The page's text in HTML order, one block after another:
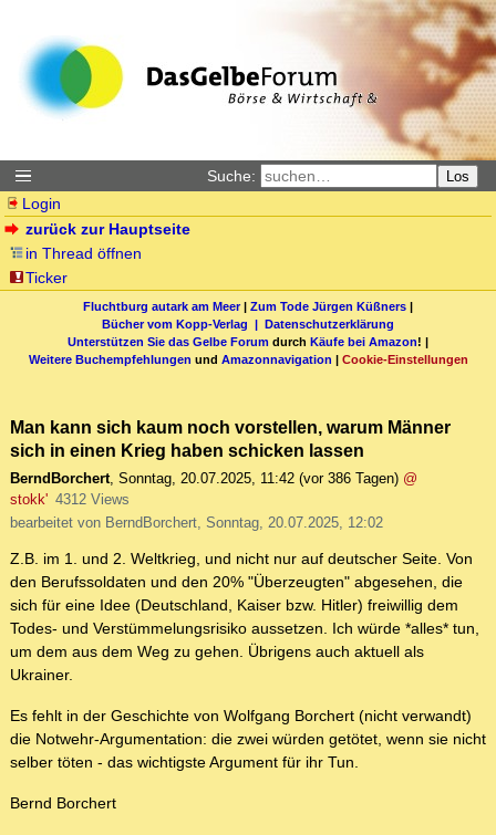
Suche: Los
Login
zurück zur Hauptseite
in Thread öffnen
Ticker
Fluchtburg autark am Meer| Zum Tode Jürgen Küßners |
Bücher vom Kopp-Verlag | Datenschutzerklärung
Unterstützen Sie das Gelbe Forum durch Käufe bei Amazon! |
Weitere Buchempfehlungen und Amazonnavigation | Cookie-Einstellungen
Man kann sich kaum noch vorstellen, warum Männer
sich in einen Krieg haben schicken lassen
BerndBorchert, Sonntag, 20.07.2025, 11:42 (vor 386 Tagen) @
stokk' 4312 Views
bearbeitet von BerndBorchert, Sonntag, 20.07.2025, 12:02
Z.B. im 1. und 2. Weltkrieg, und nicht nur auf deutscher Seite. Von
den Berufssoldaten und den 20% "Überzeugten" abgesehen, die
sich für eine Idee (Deutschland, Kaiser bzw. Hitler) freiwillig dem
Todes- und Verstümmelungsrisiko aussetzen. Ich würde *alles* tun,
um dem aus dem Weg zu gehen. Übrigens auch aktuell als
Ukrainer.
Es fehlt in der Geschichte von Wolfgang Borchert (nicht verwandt)
die Notwehr-Argumentation: die zwei würden getötet, wenn sie nicht
selber töten - das wichtigste Argument für ihr Tun.
Bernd Borchert